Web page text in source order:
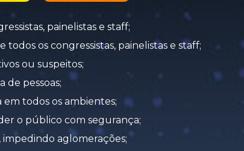
painelistas e staff;
os congressistas, painelistas e staff;
ou suspeitos;
de pessoas;
em todos os ambientes;
o público com segurança;
aglomerações;